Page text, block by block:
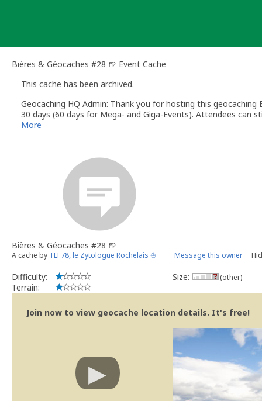
Bières & Géocaches #28 🍺 Event Cache
This cache has been archived.
Geocaching HQ Admin: Thank you for hosting this
30 days (60 days for Mega- and Giga-Events). Attendees can
More
Bières & Géocaches #28 🍺
A cache by TLF78, le Zytologue Rochelais ⛵ Message this owner
Difficulty:
Terrain:
Size: (other)
Join now to view geocache location details. It's free!